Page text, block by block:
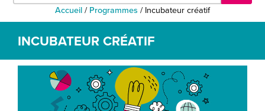
Accueil/ Programmes / Incubateur créatif
INCUBATEUR CRÉATIF